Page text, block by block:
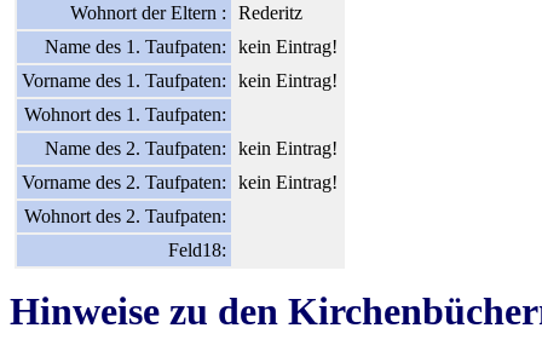
Wohnort der Eltern :
Rederitz
Name des 1. Taufpaten:
kein Eintrag!
Vorname des 1. Taufpaten:
kein Eintrag!
Wohnort des 1. Taufpaten:
Name des 2. Taufpaten:
kein Eintrag!
Vorname des 2. Taufpaten:
kein Eintrag!
Wohnort des 2. Taufpaten:
Feld18:
Hinweise zu den